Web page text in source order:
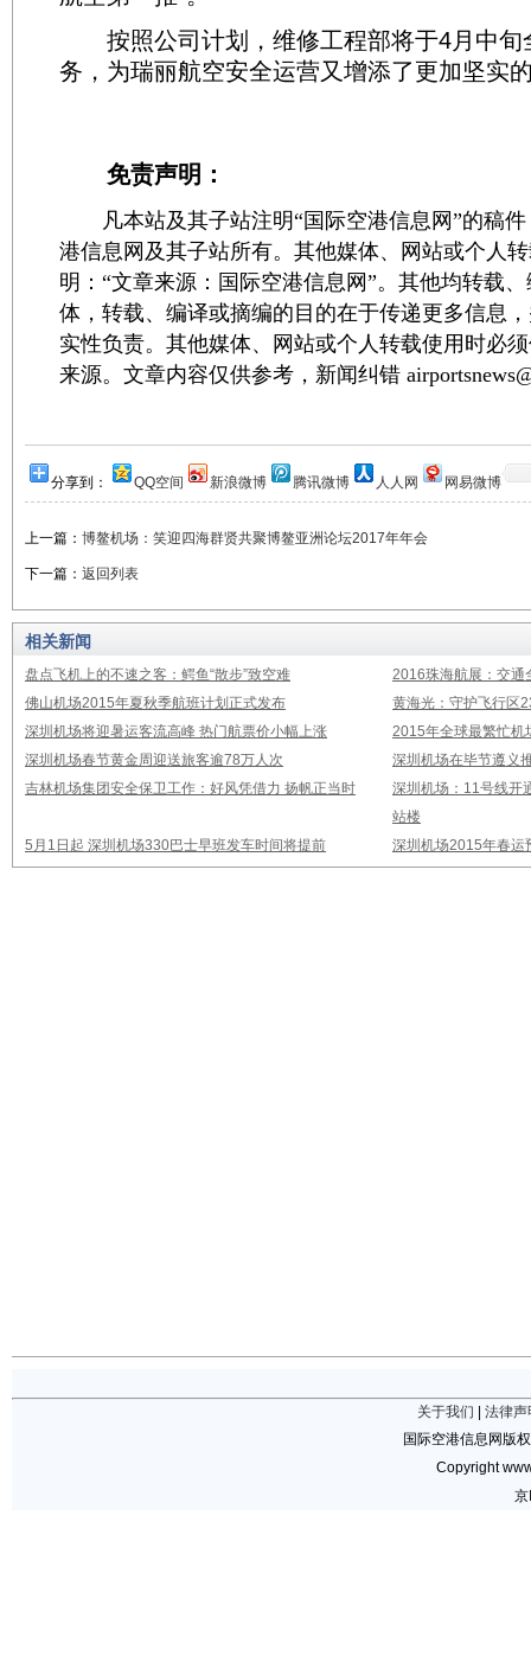
按照公司计划，维修工程部将于4月中旬
务，为瑞丽航空安全运营又增添了更加坚实
免责声明：
凡本站及其子站注明“国际空港信息网”的稿件
港信息网及其子站所有。其他媒体、网站或个人
明：“文章来源：国际空港信息网”。其他均转载
体，转载、编译或摘编的目的在于传递更多信息
实性负责。其他媒体、网站或个人转载使用时必
来源。文章内容仅供参考，新闻纠错
分享到： QQ空间 新浪微博 腾讯微博 人人网 网易微博
上一篇： 博鳌机场：笑迎四海群贤共聚博鳌亚洲论坛2017年年会
下一篇： 返回列表
相关新闻
盘点飞机上的不速之客：鳄鱼“散步”致空难
2016珠海航展：交通
佛山机场2015年夏秋季航班计划正式发布
黄海光：守护飞行区
深圳机场将迎暑运客流高峰 热门航票价小幅上涨
2015年全球最繁忙机
深圳机场春节黄金周迎送旅客逾78万人次
深圳机场在毕节遵义
吉林机场集团安全保卫工作：好风凭借力 扬帆正当时
深圳机场：11号线开
站楼
5月1日起 深圳机场330巴士早班发车时间将提前
深圳机场2015年春运
关于我们
法律声
国际空港信息网版
Copyright